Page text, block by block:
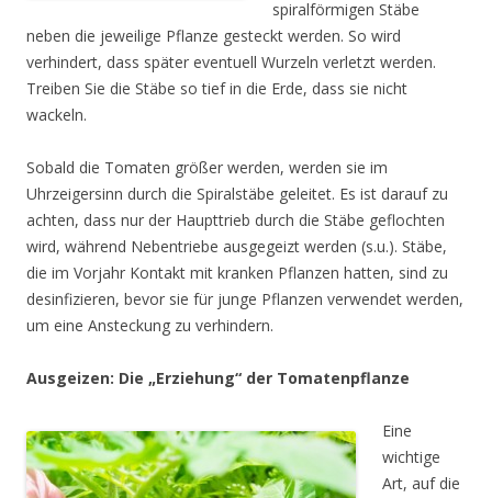
spiralförmigen Stäbe
neben die jeweilige Pflanze gesteckt werden. So wird
verhindert, dass später eventuell Wurzeln verletzt werden.
Treiben Sie die Stäbe so tief in die Erde, dass sie nicht
wackeln.
Sobald die Tomaten größer werden, werden sie im
Uhrzeigersinn durch die Spiralstäbe geleitet. Es ist darauf zu
achten, dass nur der Haupttrieb durch die Stäbe geflochten
wird, während Nebentriebe ausgegeizt werden (s.u.). Stäbe,
die im Vorjahr Kontakt mit kranken Pflanzen hatten, sind zu
desinfizieren, bevor sie für junge Pflanzen verwendet werden,
um eine Ansteckung zu verhindern.
Ausgeizen: Die „Erziehung“ der Tomatenpflanze
Eine
wichtige
Art, auf die